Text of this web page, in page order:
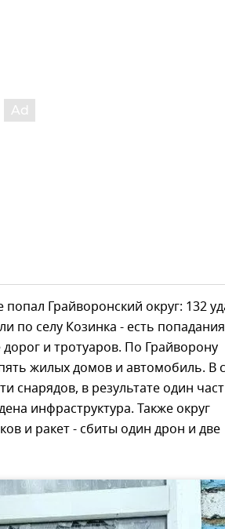
Грайворонский округ: 132
по селу Козинка - есть
и тротуаров. По Грайворону
жилых домов и автомобиль. В
снарядов, в результате один
инфраструктура. Также округ
и ракет - сбиты один дрон и две